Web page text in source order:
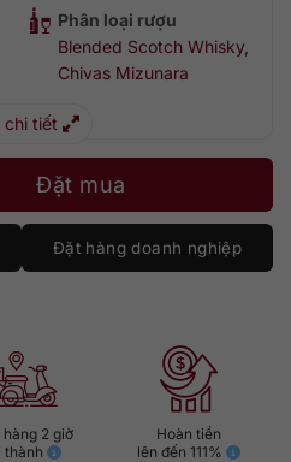
Phân loại rượu
Blended Scotch Whisky,
Chivas Mizunara
chi tiết
số lượngĐặt mua
Đặt hàng doanh nghiệp
hàng 2 giờ
thành
Hoàn tiền
lên đến 111%